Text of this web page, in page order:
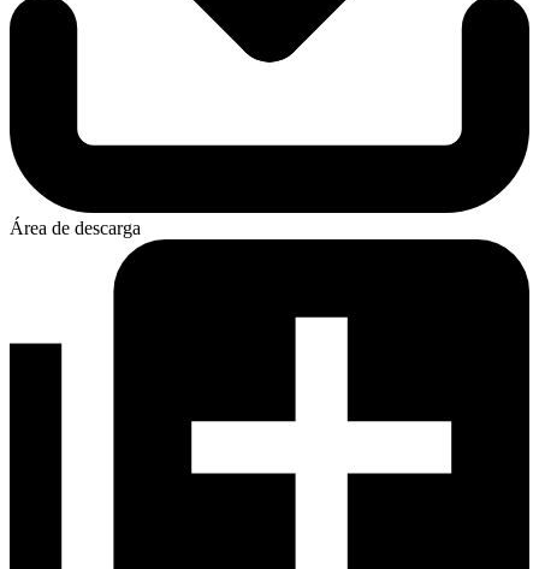
Área de descarga